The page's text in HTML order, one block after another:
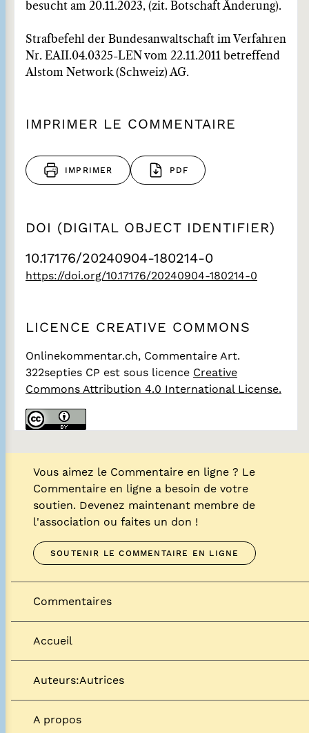
besucht am 20.11.2023, (zit. Botschaft Änderung).
Strafbefehl der Bundesanwaltschaft im Verfahren
Nr. EAII.04.0325-LEN vom 22.11.2011 betreffend
Alstom Network (Schweiz) AG.
IMPRIMER LE COMMENTAIRE
IMPRIMER PDF
DOI (DIGITAL OBJECT IDENTIFIER)
10.17176/20240904-180214-0
https://doi.org/10.17176/20240904-180214-0
LICENCE CREATIVE COMMONS
Onlinekommentar.ch, Commentaire Art.
322septies CP est sous licence Creative
Commons Attribution 4.0 International License.
Vous aimez le Commentaire en ligne ? Le
Commentaire en ligne a besoin de votre
soutien. Devenez maintenant membre de
l'association ou faites un don !
SOUTENIR LE COMMENTAIRE EN LIGNE
Commentaires
Accueil
Auteurs:Autrices
A propos